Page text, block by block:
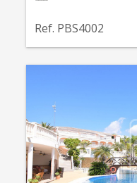
Ref. PBS4002